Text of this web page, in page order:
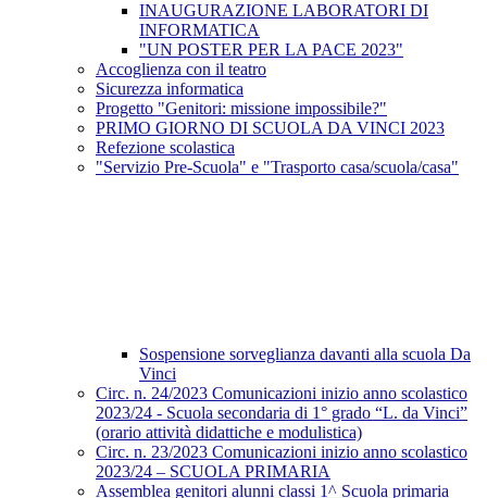
INAUGURAZIONE LABORATORI DI
INFORMATICA
"UN POSTER PER LA PACE 2023"
Accoglienza con il teatro
Sicurezza informatica
Progetto "Genitori: missione impossibile?"
PRIMO GIORNO DI SCUOLA DA VINCI 2023
Refezione scolastica
"Servizio Pre-Scuola" e "Trasporto casa/scuola/casa"
Sospensione sorveglianza davanti alla scuola Da
Vinci
Circ. n. 24/2023 Comunicazioni inizio anno scolastico
2023/24 - Scuola secondaria di 1° grado “L. da Vinci”
(orario attività didattiche e modulistica)
Circ. n. 23/2023 Comunicazioni inizio anno scolastico
2023/24 – SCUOLA PRIMARIA
Assemblea genitori alunni classi 1^ Scuola primaria